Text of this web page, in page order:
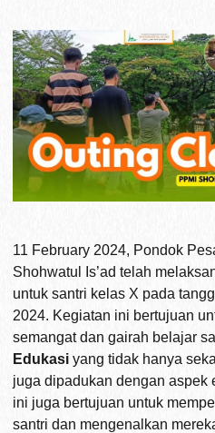
11 February 2024, Pondok
Shohwatul Is’ad telah
untuk santri kelas X pada
2024. Kegiatan ini bertujuan
semangat dan gairah belajar
Edukasi yang tidak hanya
juga dipadukan dengan aspek
ini juga bertujuan untuk
santri dan mengenalkan